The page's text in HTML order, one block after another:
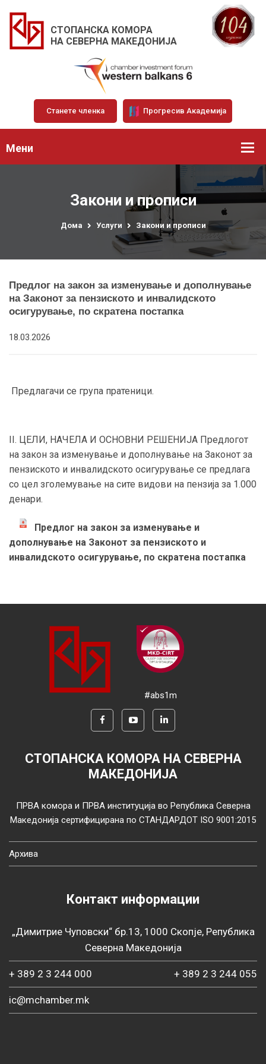
СТОПАНСКА КОМОРА
НА СЕВЕРНА МАКЕДОНИЈА
Станете членка Прогресив Академија
Мени
Закони и прописи
Дома Услуги Закони и прописи
Предлог на закон за изменување и дополнување
на Законот за пензиското и инвалидското
осигурување, по скратена постапка
18.03.2026
Предлагачи се група пратеници.
II. ЦЕЛИ, НАЧЕЛА И ОСНОВНИ РЕШЕНИЈА Предлогот
на закон за изменување и дополнување на Законот за
пензиското и инвалидското осигурување се предлага
со цел зголемување на сите видови на пензија за 1.000
денари.
Предлог на закон за изменување и
дополнување на Законот за пензиското и
инвалидското осигурување, по скратена постапка
#abs1m
СТОПАНСКА КОМОРА НА СЕВЕРНА
МАКЕДОНИЈА
ПРВА комора и ПРВА институција во Република Северна
Македонија сертифицирана по СТАНДАРДОТ ISO 9001:2015
Архива
Контакт информации
„Димитрие Чуповски“ бр.13, 1000 Скопје, Република
Северна Македонија
+ 389 2 3 244 000 + 389 2 3 244 055
ic@mchamber.mk